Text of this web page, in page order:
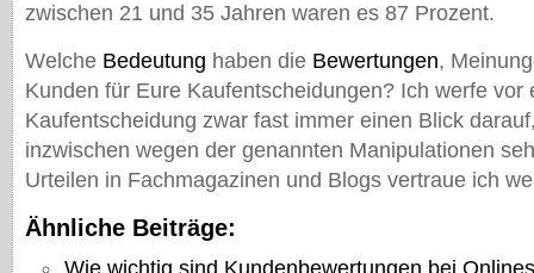
zwischen 21 und 35 Jahren waren es 87 Prozent.
Welche Bedeutung haben die Bewertungen,
Kunden für Eure Kaufentscheidungen? Ich werfe vor
Kaufentscheidung zwar fast immer einen Blick
inzwischen wegen der genannten Manipulationen
Urteilen in Fachmagazinen und Blogs vertraue ich
Ähnliche Beiträge:
Wie wichtig sind Kundenbewertungen bei